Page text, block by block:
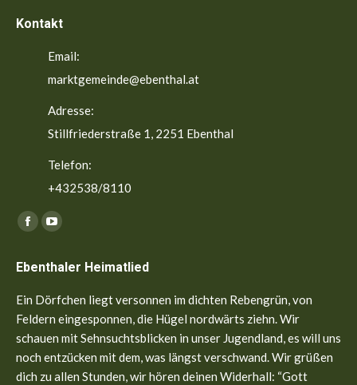
Kontakt
Email:
marktgemeinde@ebenthal.at
Adresse:
Stillfriederstraße 1, 2251 Ebenthal
Telefon:
+432538/8110
Finden Sie uns auf:
Facebook
opens
in
new
window
YouTube
opens
in
new
window
Ebenthaler Heimatlied
Ein Dörfchen liegt versonnen im dichten Rebengrün, von
Feldern eingesponnen, die Hügel nordwärts ziehn. Wir
schauen mit Sehnsuchtsblicken in unser Jugendland, es will uns
noch entzücken mit dem, was längst verschwand. Wir grüßen
dich zu allen Stunden, wir hören deinen Widerhall: “Gott